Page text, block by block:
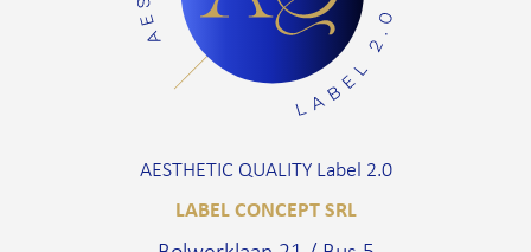
AESTHETIC QUALITY Label 2.0
LABEL CONCEPT SRL